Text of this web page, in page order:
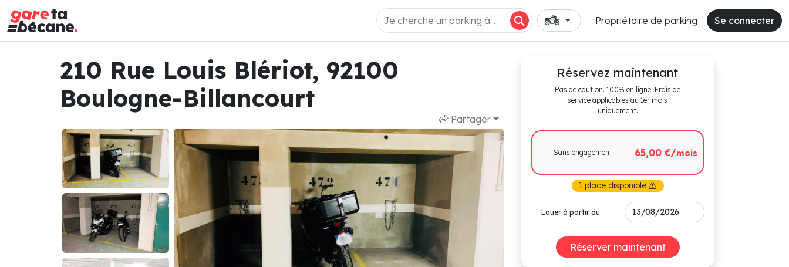
Propriétaire de parking Se connecter
210 Rue Louis Blériot, 92100
Boulogne-Billancourt
Partager
Réservez maintenant
Pas de caution. 100% en ligne. Frais de
service applicables au 1er mois
uniquement.
Sans engagement 65,00 €/mois
1 place disponible
Louer à partir du
Réserver maintenant